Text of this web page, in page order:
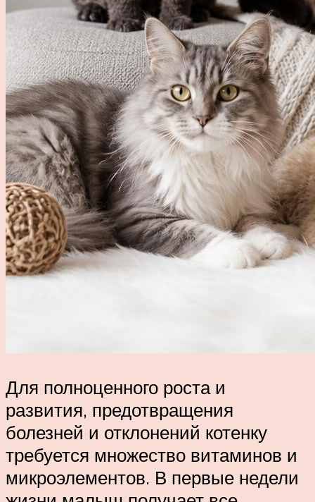
Для полноценного роста и
развития, предотвращения
болезней и отклонений котенку
требуется множество витаминов и
микроэлементов. В первые недели